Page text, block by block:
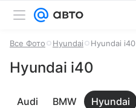
Все Фото Hyundai Hyundai i40
Hyundai i40
Audi BMW Hyundai